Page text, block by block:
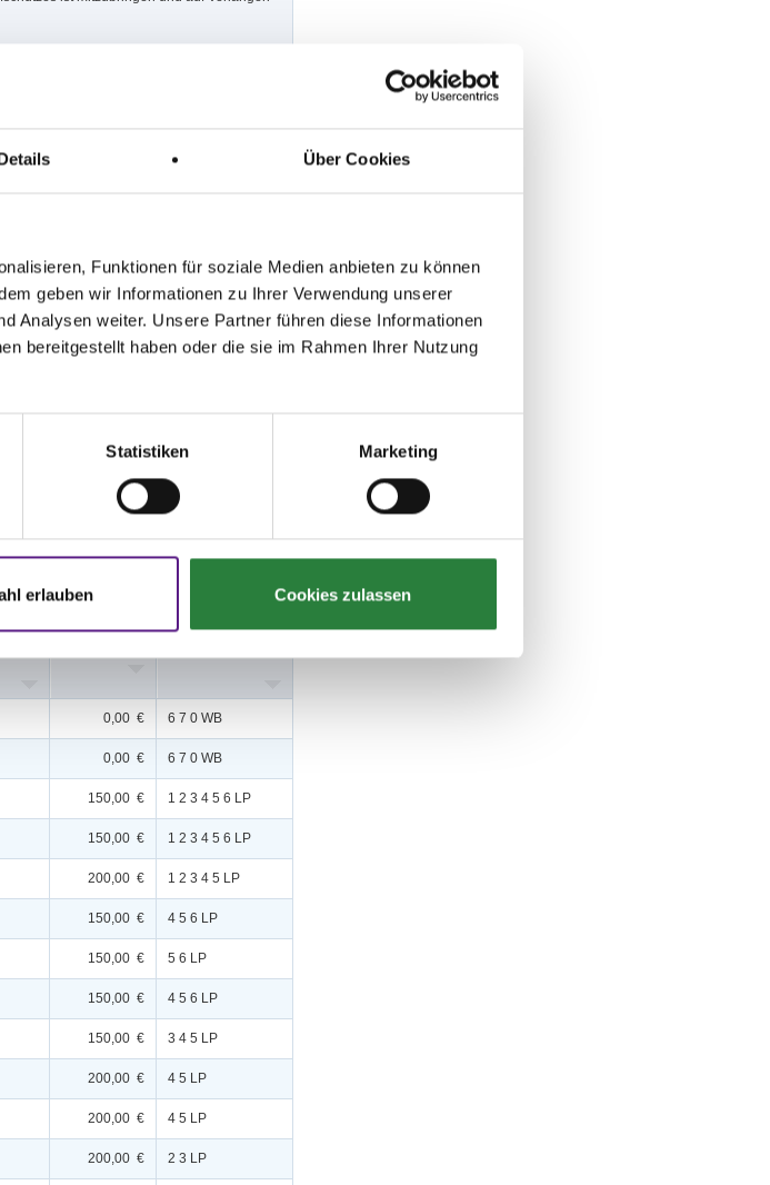
Über Cookies
Funktionen für soziale Medien anbieten zu können
geben wir Informationen zu Ihrer Verwendung unserer
Analysen weiter. Unsere Partner führen diese Informationen
bereitgestellt haben oder die sie im Rahmen Ihrer Nutzung
Statistiken Marketing
erlauben Cookies zulassen
Prüfungen.
0,00 € 6 7 0 WB
0,00 € 6 7 0 WB
150,00 € 1 2 3 4 5 6 LP
150,00 € 1 2 3 4 5 6 LP
200,00 € 1 2 3 4 5 LP
150,00 € 4 5 6 LP
150,00 € 5 6 LP
150,00 € 4 5 6 LP
150,00 € 3 4 5 LP
200,00 € 4 5 LP
200,00 € 4 5 LP
200,00 € 2 3 LP